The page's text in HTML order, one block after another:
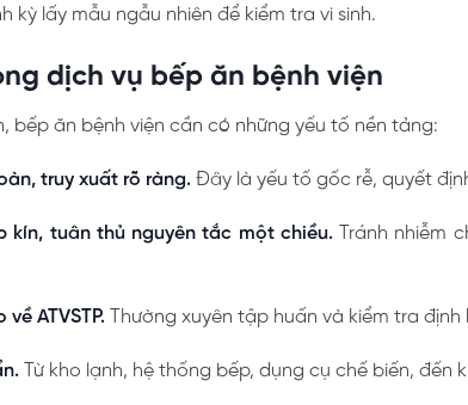
kỳ lấy mẫu ngẫu nhiên để kiểm tra vi sinh.
dịch vụ bếp ăn bệnh viện
bếp ăn bệnh viện cần có những yếu tố nền tảng:
truy xuất rõ ràng. Đây là yếu tố gốc rễ, quyết
kín, tuân thủ nguyên tắc một chiều.Tránh nhiễm
ATVSTP. Thường xuyên tập huấn và kiểm tra định
Từ kho lạnh, hệ thống bếp, dụng cụ chế biến, đến